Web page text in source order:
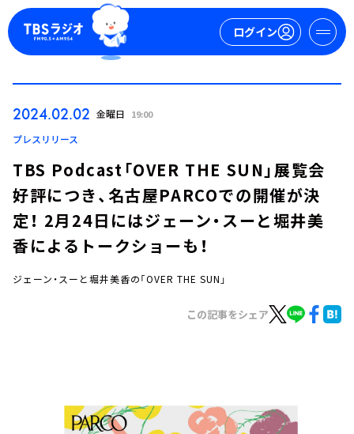
ログイン
今日の番組表
会社情報
2024.02.02 金曜日 19:00
プレスリリース
TBS Podcast「OVER THE SUN」展覧会
好評につき、名古屋PARCOでの開催が決
定！ 2月24日にはジェーン・スーと堀井美
香によるトークショーも！
ジェーン・スーと堀井美香の「OVER THE SUN」
この記事をシェア